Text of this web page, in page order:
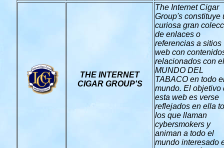
THE INTERNET
CIGAR GROUP'S
The Internet Cigar
Group's constituye
curiosa gran
de enlaces o
referencias a sitios
web con
relacionados con el
MUNDO DEL
TABACO en todo
mundo. El objetivo
esta web es verse
reflejados en ella
los que llaman
cybersmokers y
animan a todo el
mundo interesado